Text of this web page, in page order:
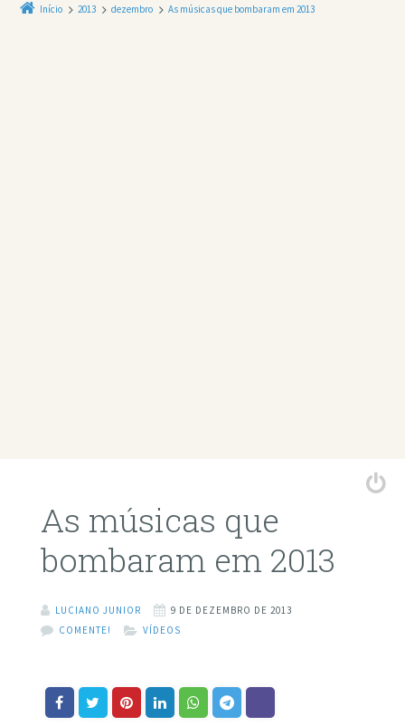
Início 2013 dezembro As músicas que bombaram em 2013
As músicas que
bombaram em 2013
LUCIANO JUNIOR
9 DE DEZEMBRO DE 2013
COMENTE!
VÍDEOS